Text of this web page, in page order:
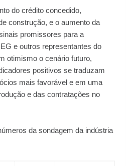
do crédito concedido,
construção, e o aumento da
promissores para a
e outros representantes do
otimismo o cenário futuro,
positivos se traduzam
mais favorável e em uma
e das contratações no
da sondagem da indústria